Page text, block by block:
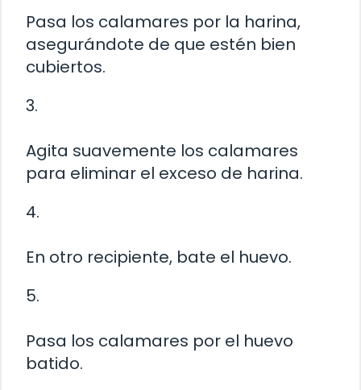
Pasa los calamares por la harina,
asegurándote de que estén bien
cubiertos.
3.
Agita suavemente los calamares
para eliminar el exceso de harina.
4.
En otro recipiente, bate el huevo.
5.
Pasa los calamares por el huevo
batido.